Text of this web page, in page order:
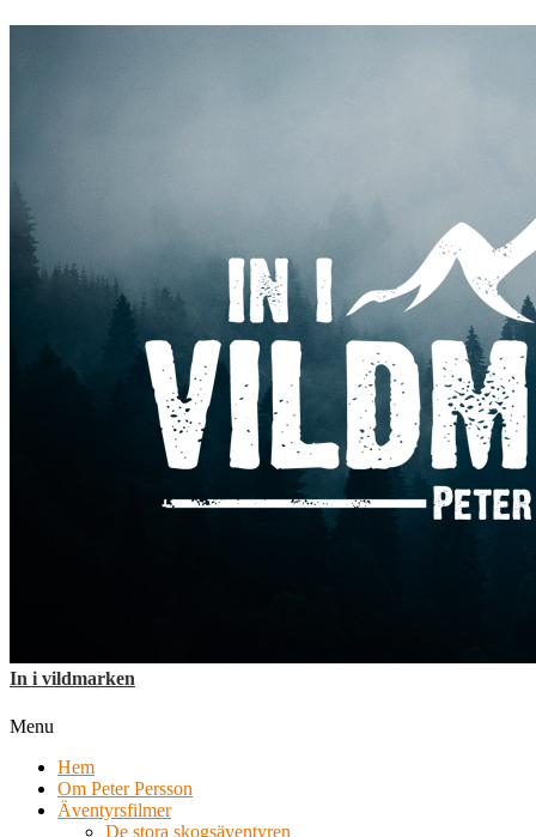
In i vildmarken
Menu
Hem
Om Peter Persson
Äventyrsfilmer
De stora skogsäventyren